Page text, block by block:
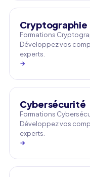
Cryptographie
Formations
Développez vos
experts.
→
Cybersécurité
Formations
Développez vos
experts.
→